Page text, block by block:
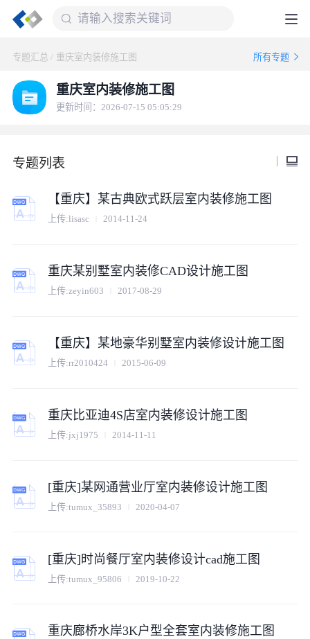
专题汇总 / 重庆室内装修施工图 所有专题
重庆室内装修施工图
更新时间：2026-07-15 05:05:29
专题列表
【重庆】某古典欧式跃层室内装修施工图
上传:lisasc 2014-11-24
重庆某别墅室内装修CAD设计施工图
上传:zeyin603 2017-08-29
【重庆】某地豪华别墅室内装修设计施工图
上传:rr2010424 2015-06-09
重庆比亚迪4S店室内装修设计施工图
上传:jxj1975 2014-11-11
[重庆]某网通营业厅室内装修设计施工图
上传:tumux_35893 2020-04-07
[重庆]时尚餐厅室内装修设计cad施工图
上传:tumux_95806 2019-10-22
重庆廊桥水岸3K户型全套室内装修施工图